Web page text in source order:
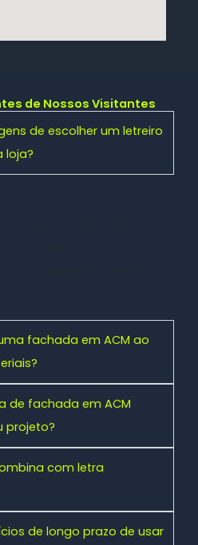
de Nossos Visitantes
de escolher um letreiro
loja?
fachada em ACM ao
de fachada em ACM
projeto?
com letra
de longo prazo de usar